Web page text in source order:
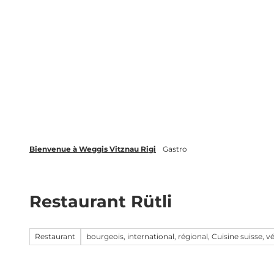
Bienvenue à Weggis Vitznau Rigi Gastro
Restaurant Rütli
Restaurant bourgeois, international, régional, Cuisine suisse,